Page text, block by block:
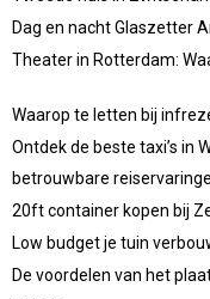
Dag en nacht Glaszetter
Theater in Rotterdam:
Waarop te letten bij
Ontdek de beste taxi’s in
betrouwbare
20ft container kopen bij
Low budget je tuin
De voordelen van het